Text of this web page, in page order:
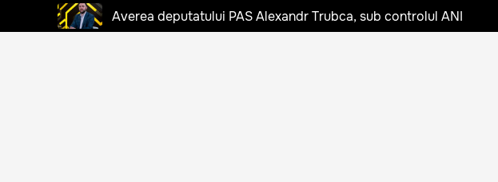
Averea deputatului PAS Alexandr Trubca, sub controlul ANI